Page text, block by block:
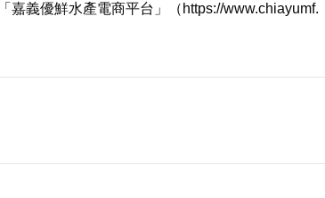
嘉義優鮮水產電商平台」（https://www.chiayumf.